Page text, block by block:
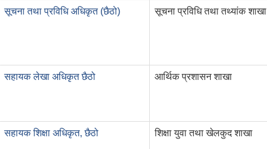
सूचना तथा प्रविधि अधिकृत (छैठो) सूचना प्रविधि तथा तथ्यांक शाखा
सहायक लेखा अधिकृत छैठो आर्थिक प्रशासन शाखा
सहायक शिक्षा अधिकृत, छैठो शिक्षा युवा तथा खेलकुद शाखा